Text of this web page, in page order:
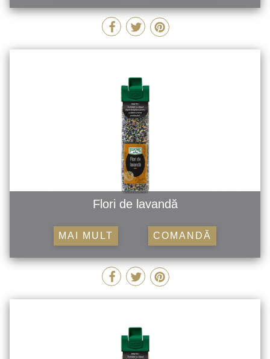
Flori de lavandă
MAI MULT COMANDĂ